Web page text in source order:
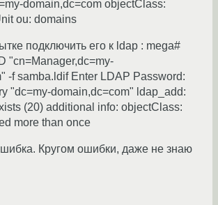
domain,dc=com objectClass:
ou: domains
подключить его к ldap : mega#
"cn=Manager,dc=my-
-f samba.ldif Enter LDAP Password:
"dc=my-domain,dc=com" ldap_add:
(20) additional info: objectClass:
more than once
Кругом ошибки, даже не знаю